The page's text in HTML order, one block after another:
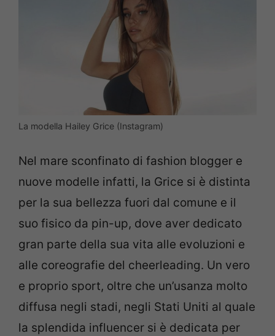
La modella Hailey Grice (Instagram)
Nel mare sconfinato di fashion blogger e
nuove modelle infatti, la Grice si è distinta
per la sua bellezza fuori dal comune e il
suo fisico da pin-up, dove aver dedicato
gran parte della sua vita alle evoluzioni e
alle coreografie del cheerleading. Un vero
e proprio sport, oltre che un’usanza molto
diffusa negli stadi, negli Stati Uniti al quale
la splendida influencer si è dedicata per